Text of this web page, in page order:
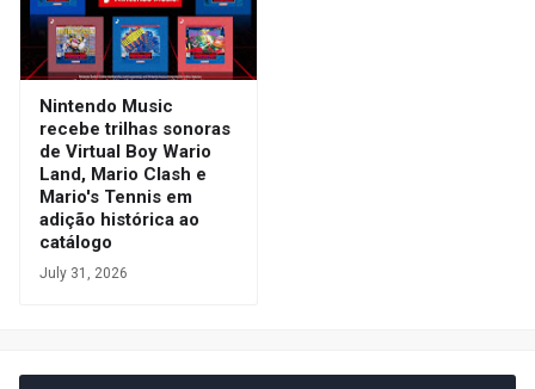
Nintendo Music
recebe trilhas sonoras
de Virtual Boy Wario
Land, Mario Clash e
Mario's Tennis em
adição histórica ao
catálogo
July 31, 2026